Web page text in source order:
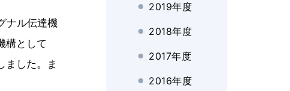
ナル伝達機
構として
ました。ま
2019年度
2018年度
2017年度
2016年度